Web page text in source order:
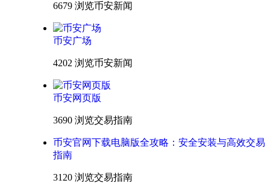
6679 浏览币安新闻
币安广场
4202 浏览币安新闻
币安网页版
3690 浏览交易指南
币安官网下载电脑版全攻略：安全安装与高效交易
指南
3120 浏览交易指南